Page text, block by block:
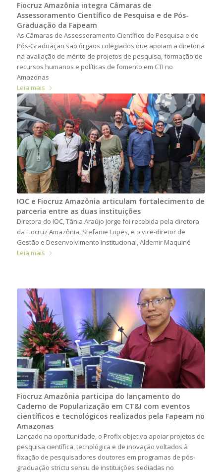
Fiocruz Amazônia integra Câmaras de
Assessoramento Científico de Pesquisa e de Pós-
Graduação da Fapeam
As Câmaras de Assessoramento Científico de Pesquisa e de
Pós-Graduação são órgãos colegiados que apoiam a diretoria
na avaliação de mérito de projetos de pesquisa, formação de
recursos humanos e políticas de fomento em CTI no
Amazonas
Leia mais
IOC e Fiocruz Amazônia articulam fortalecimento de
parceria entre as duas instituições
Diretora do IOC, Tânia Araújo Jorge foi recebida pela diretora
da Fiocruz Amazônia, Stefanie Lopes, e o vice-diretor de
Gestão e Desenvolvimento Institucional, Aldemir Maquiné
Leia mais
Fiocruz Amazônia participa do lançamento do
Caderno de Popularização em CT&I com eventos
científicos e tecnológicos realizados pela Fapeam no
Amazonas
Lançado na oportunidade, o Profix objetiva apoiar projetos de
pesquisa científica, tecnológica e de inovação voltados à
fixação de pesquisadores doutores em programas de pós-
graduação strictu sensu de instituições sediadas no